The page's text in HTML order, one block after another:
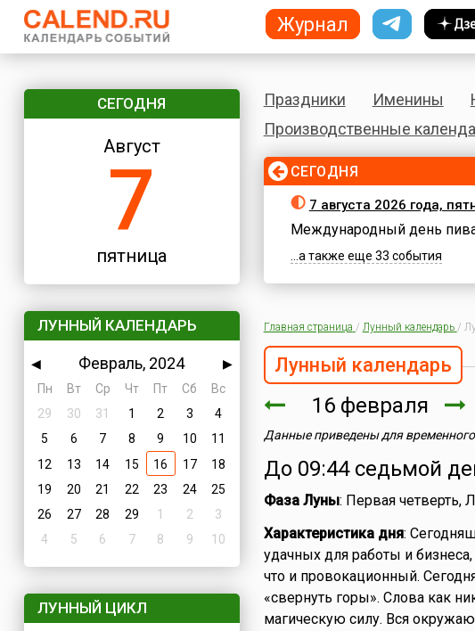
СЕГОДНЯ
Август
7
пятница
ЛУННЫЙ КАЛЕНДАРЬ
◀ Февраль, 2024
▶
Пн
Вт Ср Чт Пт Сб
Вс
29
30 31 1 2 3
4
5
6 7 8 9 10
11
12
13 14 15 16 17
18
19
20 21 22 23 24
25
26
27 28 29 1 2
3
4
5 6 7 8 9 10
ЛУННЫЙ ЦИКЛ
Праздники Именины
Производственные
СЕГОДНЯ
7 августа 2026 года,
Международный день
...а также еще 33 события
Главная страница / Лунный календарь /
Лунный календарь
16 февраля
Данные приведены для
До 09:44 седьмой
Фаза Луны: Первая четверть,
Характеристика дня:
удачных для работы и бизнеса,
что и провокационный.
«свернуть горы». Слова как
магическую силу. Вся
Журнал